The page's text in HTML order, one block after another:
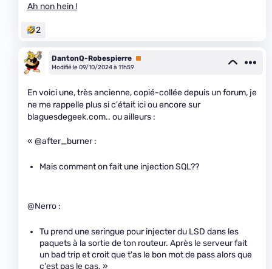
Ah non hein !
2
DantonQ-Robespierre Premium
Modifié le 09/10/2024 à 11h59
En voici une, très ancienne, copié-collée depuis un forum, je
ne me rappelle plus si c'était ici ou encore sur
blaguesdegeek.com.. ou ailleurs :
« @after_burner :
Mais comment on fait une injection SQL??
@Nerro :
Tu prend une seringue pour injecter du LSD dans les
paquets à la sortie de ton routeur. Après le serveur fait
un bad trip et croit que t'as le bon mot de pass alors que
c'est pas le cas. »